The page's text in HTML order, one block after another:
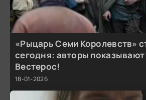
«Рыцарь Семи Королевств»
сегодня: авторы показывают
Вестерос!
18-01-2026